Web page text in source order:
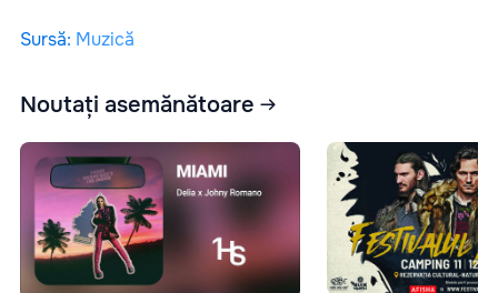
Sursă: Muzică
Noutați asemănătoare